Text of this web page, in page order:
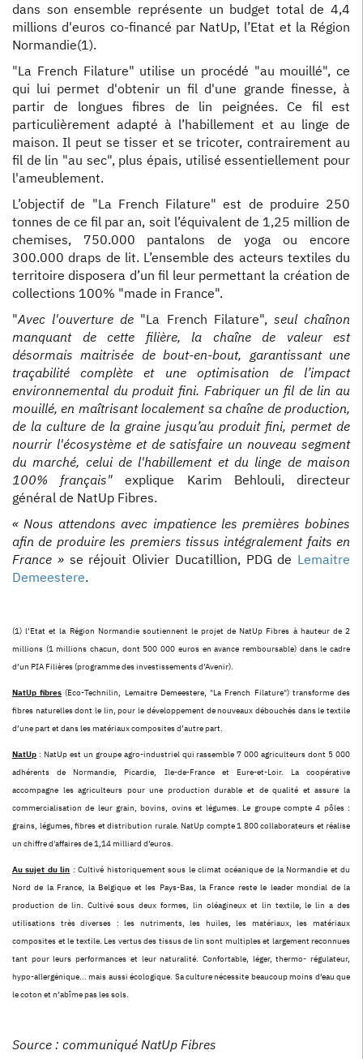
dans son ensemble représente un budget total de 4,4
millions d'euros co-financé par NatUp, l’Etat et la Région
Normandie(1).
"La French Filature" utilise un procédé "au mouillé", ce
qui lui permet d'obtenir un fil d'une grande finesse, à
partir de longues fibres de lin peignées. Ce fil est
particulièrement adapté à l’habillement et au linge de
maison. Il peut se tisser et se tricoter, contrairement au
fil de lin "au sec", plus épais, utilisé essentiellement pour
l'ameublement.
L’objectif de "La French Filature" est de produire 250
tonnes de ce fil par an, soit l’équivalent de 1,25 million de
chemises, 750.000 pantalons de yoga ou encore
300.000 draps de lit. L’ensemble des acteurs textiles du
territoire disposera d’un fil leur permettant la création de
collections 100% "made in France".
"Avec l'ouverture de "La French Filature", seul chaînon
manquant de cette filière, la chaîne de valeur est
désormais maitrisée de bout-en-bout, garantissant une
traçabilité complète et une optimisation de l’impact
environnemental du produit fini. Fabriquer un fil de lin au
mouillé, en maîtrisant localement sa chaîne de production,
de la culture de la graine jusqu’au produit fini, permet de
nourrir l'écosystème et de satisfaire un nouveau segment
du marché, celui de l'habillement et du linge de maison
100% français" explique Karim Behlouli, directeur
général de NatUp Fibres.
« Nous attendons avec impatience les premières bobines
afin de produire les premiers tissus intégralement faits en
France »se réjouit Olivier Ducatillion, PDG de Lemaitre
Demeestere.
(1) l’Etat et la Région Normandie soutiennent le projet de NatUp Fibres à hauteur de 2
millions (1 millions chacun, dont 500 000 euros en avance remboursable) dans le cadre
d’un PIA Filières (programme des investissements d’Avenir).
NatUp fibres (Eco-Technilin, Lemaitre Demeestere, "La French Filature") transforme des
fibres naturelles dont le lin, pour le développement de nouveaux débouchés dans le textile
d’une part et dans les matériaux composites d’autre part.
NatUp : NatUp est un groupe agro-industriel qui rassemble 7 000 agriculteurs dont 5 000
adhérents de Normandie, Picardie, Ile-de-France et Eure-et-Loir. La coopérative
accompagne les agriculteurs pour une production durable et de qualité et assure la
commercialisation de leur grain, bovins, ovins et légumes. Le groupe compte 4 pôles :
grains, légumes, fibres et distribution rurale. NatUp compte 1 800 collaborateurs et réalise
un chiffre d'affaires de 1,14 milliard d’euros.
Au sujet du lin : Cultivé historiquement sous le climat océanique de la Normandie et du
Nord de la France, la Belgique et les Pays-Bas, la France reste le leader mondial de la
production de lin. Cultivé sous deux formes, lin oléagineux et lin textile, le lin a des
utilisations très diverses : les nutriments, les huiles, les matériaux, les matériaux
composites et le textile. Les vertus des tissus de lin sont multiples et largement reconnues
tant pour leurs performances et leur naturalité. Confortable, léger, thermo- régulateur,
hypo-allergénique... mais aussi écologique. Sa culture nécessite beaucoup moins d’eau que
le coton et n’abîme pas les sols.
Source : communiqué NatUp Fibres